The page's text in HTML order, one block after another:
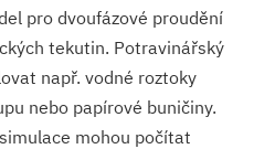
pro dvoufázové proudění
tekutin. Potravinářský
např. vodné roztoky
nebo papírové buničiny.
mohou počítat